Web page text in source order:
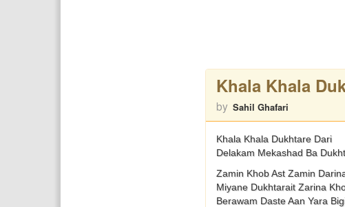
Khala Khala
by Sahil Ghafari
Khala Khala Dukhtare Dari
Delakam Mekashad Ba
Zamin Khob Ast Zamin
Miyane Dukhtarait Zarina
Berawam Daste Aan Yara